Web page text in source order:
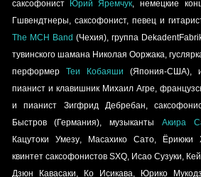
саксофонист
Юрий Яремчук, немецкие
Гшвендтнеры, саксофонист, певец и
The MCH Band (Чехия), группа
тувинского шамана Николая Ооржака,
перформер Теи Кобаяши (Япония-США),
пианист и клавишник Михаил Агре,
и пианист Зигфрид Дебребан,
Быстров(Германия), музыканты Акира
Кацутоки Умезу, Масахико Сато, Ёриюки
квинтет саксофонистов SXQ, Исао Сузуки,
Дзюн Кавасаки, Ко Исикава, Юрико